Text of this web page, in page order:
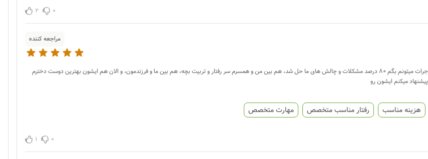
0
2
مراجعه کننده
من حدود دو سال هست دختر نوجوانم رو میبرم خدمت خانم قنبر نسب،نمیگم 100 درصد اما به جرات میتونم بگم 80 درصد مشکلات و چالش های ما حل شد، هم بین من و همسرم سر رفتار و تربیت بچه، هم بین ما و فرزندمون، و الان هم ایشون بهترین دوست دخترم
میکنم ایشون رو
هزینه مناسب رفتار مناسب متخصص مهارت متخصص
0
1